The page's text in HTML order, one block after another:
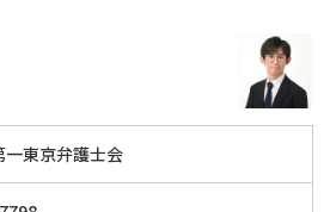
一東京弁護士会